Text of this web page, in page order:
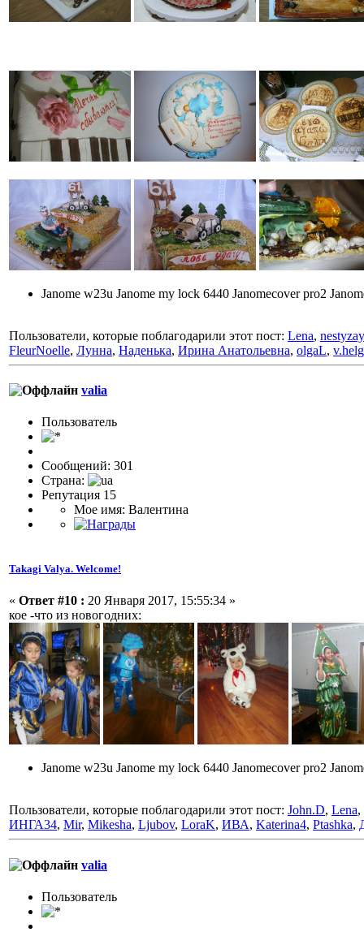
Janome w23u Janome my lock 6440 Janomecover pro2
Пользователи, которые поблагодарили этот пост: Lena,
FleurNoelle, Лунна, Наденька, Ирина Анатольевна, olgaL,
valia
Пользовaтeль
Сообщений: 301
Страна:
Репутация 15
Мое имя: Валентина
Takagi Valya. Welcome!
« Ответ #10 : 20 Января 2017, 15:55:34 »
кое -что из новогодних:
Janome w23u Janome my lock 6440 Janomecover pro2
Пользователи, которые поблагодарили этот пост: John.D, Lena,
ИНГА34, Mir, Mikesha, Ljubov, LoraK, ИВА, Katerina4, Ptashka,
valia
Пользовaтeль